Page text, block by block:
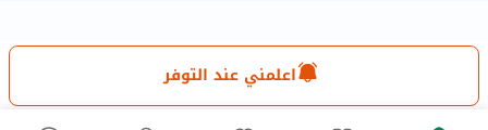
اعلمني عند التوفر